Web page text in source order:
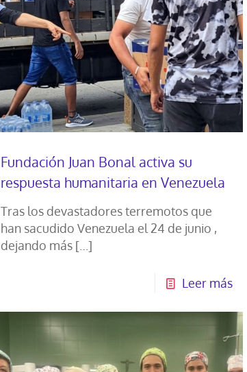
Fundación Juan Bonal activa su
respuesta humanitaria en Venezuela
Tras los devastadores terremotos que
han sacudido Venezuela el 24 de junio ,
dejando más[…]
Leer más